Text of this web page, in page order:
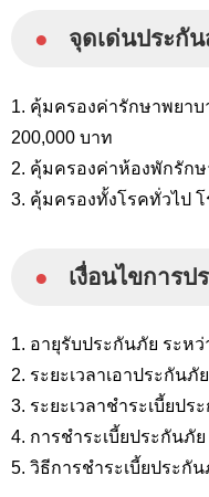
● จุดเด่นประกั
1. คุ้มครองค่ารักษาพยาบ
200,000 บาท
2. คุ้มครองค่าห้องพักรัก
3. คุ้มครองทั้งโรคทั่วไป
● เงื่อนไขการ
1. อายุรับประกันภัย ระหว่
2. ระยะเวลาเอาประกันภั
3. ระยะเวลาชำระเบี้ยปร
4. การชำระเบี้ยประกันภั
5. วิธีการชำระเบี้ยประกั